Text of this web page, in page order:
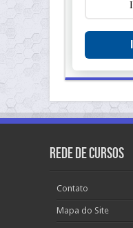
Rede de Cursos
Contato
Mapa do Site